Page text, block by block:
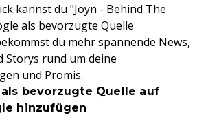
kannst du "Joyn - Behind The
als bevorzugte Quelle
du mehr spannende News,
Storys rund um deine
und Promis.
bevorzugte Quelle auf
hinzufügen